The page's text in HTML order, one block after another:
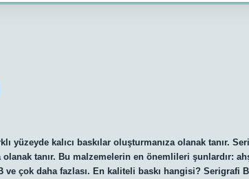
yüzeyde kalıcı baskılar oluşturmanıza olanak tanır.
tanır. Bu malzemelerin en önemlileri şunlardır:
çok daha fazlası. En kaliteli baskı hangisi? Serigrafi